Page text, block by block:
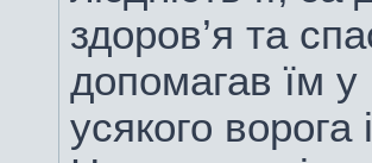
здоров’я та
допомагав їм
усякого